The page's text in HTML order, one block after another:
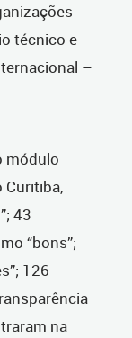
técnico e
–
módulo
Curitiba,
43
“bons”;
126
na